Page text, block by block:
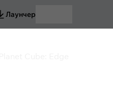
Лаунчер